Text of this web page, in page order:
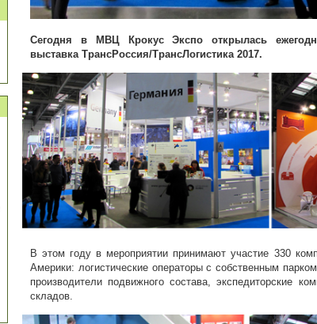
Сегодня в МВЦ Крокус Экспо открылась
выставка ТрансРоссия/ТрансЛогистика 2017.
В этом году в мероприятии принимают участие 330
Америки: логистические операторы с собственным
производители подвижного состава, экспедиторские
складов.